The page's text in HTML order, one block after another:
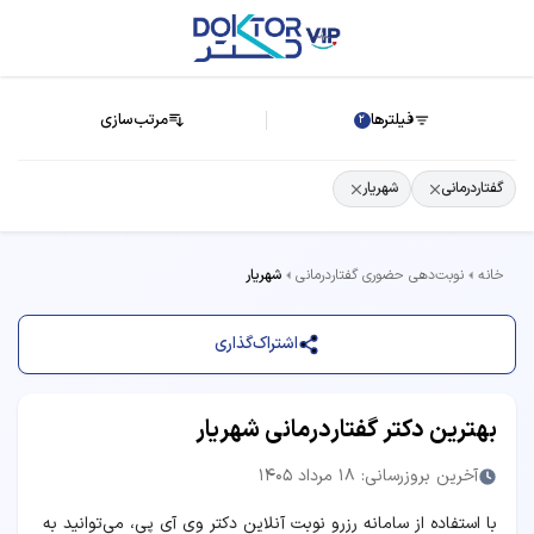
فیلترها 2 مرتب‌سازی
گفتاردرمانی شهریار
خانه نوبت‌دهی حضوری گفتاردرمانی شهریار
اشتراک‌گذاری
بهترین دکتر گفتاردرمانی شهریار
آخرین بروزرسانی: 18 مرداد 1405
با استفاده از سامانه رزرو نوبت آنلاین دکتر وی آی پی، می‌توانید به